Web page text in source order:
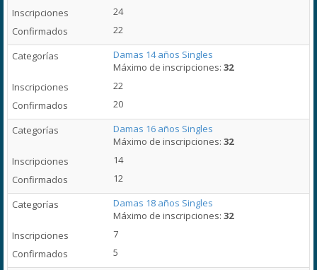
24
22
Damas 14 años Singles
Máximo de inscripciones:32
22
20
Damas 16 años Singles
Máximo de inscripciones:32
14
12
Damas 18 años Singles
Máximo de inscripciones:32
7
5